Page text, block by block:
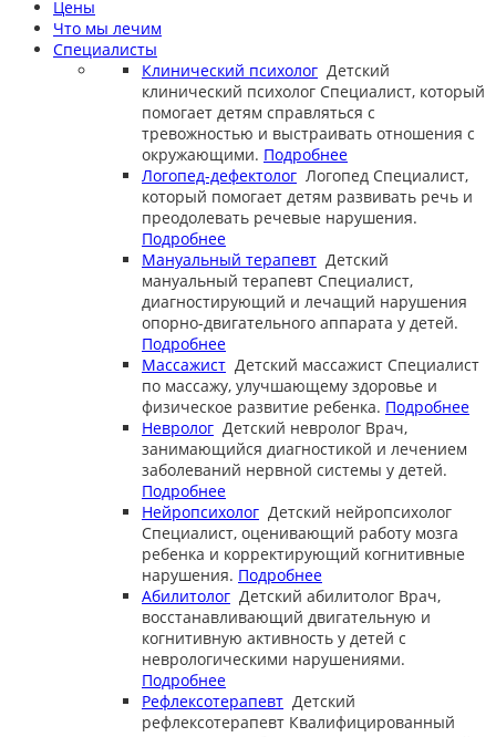
Цены
Что мы лечим
Специалисты
Клинический психолог Детский
клинический психолог Специалист, который
помогает детям справляться с
тревожностью и выстраивать отношения с
окружающими. Подробнее
Логопед-дефектолог Логопед Специалист,
который помогает детям развивать речь и
преодолевать речевые нарушения.
Подробнее
Мануальный терапевт Детский
мануальный терапевт Специалист,
диагностирующий и лечащий нарушения
опорно-двигательного аппарата у детей.
Подробнее
Массажист Детский массажист Специалист
по массажу, улучшающему здоровье и
физическое развитие ребенка. Подробнее
Невролог Детский невролог Врач,
занимающийся диагностикой и лечением
заболеваний нервной системы у детей.
Подробнее
Нейропсихолог Детский нейропсихолог
Специалист, оценивающий работу мозга
ребенка и корректирующий когнитивные
нарушения. Подробнее
Абилитолог Детский абилитолог Врач,
восстанавливающий двигательную и
когнитивную активность у детей с
неврологическими нарушениями.
Подробнее
Рефлексотерапевт Детский
рефлексотерапевт Квалифицированный